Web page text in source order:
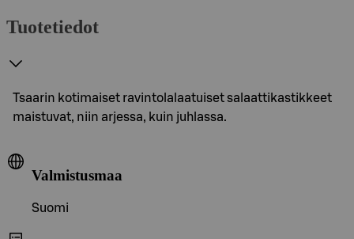
Tuotetiedot
Tsaarin kotimaiset ravintolalaatuiset salaattikastikkeet
maistuvat, niin arjessa, kuin juhlassa.
Valmistusmaa
Suomi